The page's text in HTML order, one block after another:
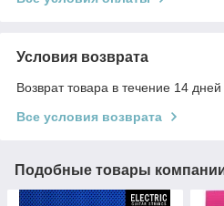
Условия возврата
Возврат товара в течение 14
Все условия возврата
Подобные товары